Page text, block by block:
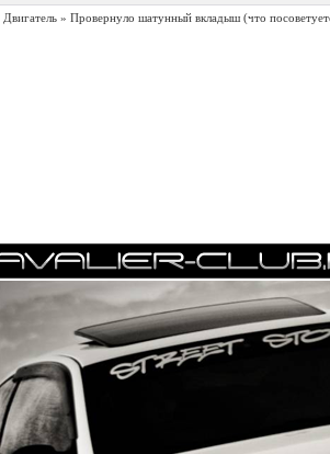
Двигатель » Провернуло шатунный вкладыш (что